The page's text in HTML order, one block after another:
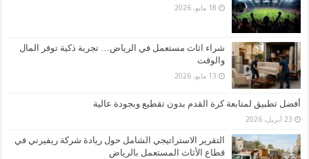
18 مايو، 2026
شراء اثاث مستعمل في الرياض… تجربة ذكية توفر المال
والوقت
13 مايو، 2026
أفضل تطبيق لمتابعة كرة القدم بدون تقطيع وبجودة عالية
23 أبريل، 2026
التقرير الاستراتيجي الشامل حول ريادة شركة ريفيرني في
قطاع الأثاث المستعمل بالرياض